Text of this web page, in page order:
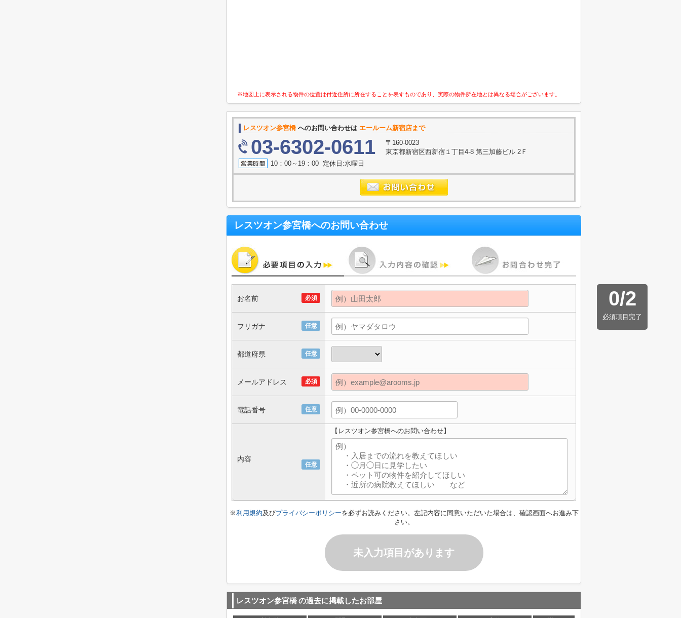
※地図上に表示される物件の位置は付近住所に所在することを表すものであり、実際の物件所在地とは異なる場合がございます。
レスツオン参宮橋 へのお問い合わせは エールーム新宿店まで
03-6302-0611
〒160-0023
東京都新宿区西新宿１丁目4-8 第三加藤ビル 2Ｆ
10：00～19：00 定休日:水曜日
レスツオン参宮橋へのお問い合わせ
0/2
必須項目完了
必須
お名前
任意
フリガナ
任意
都道府県
必須
メールアドレス
任意
電話番号
任意
内容
【レスツオン参宮橋へのお問い合わせ】
※利用規約及びプライバシーポリシーを必ずお読みください。左記内容に同意いただいた場合は、確認画面へお進み下
さい。
未入力項目があります
レスツオン参宮橋の過去に掲載したお部屋